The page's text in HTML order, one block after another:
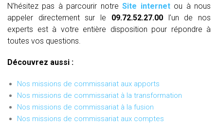
N’hésitez pas à parcourir notreSite internet ou à nous
appeler directement sur le 09.72.52.27.00l’un de nos
experts est à votre entière disposition pour répondre à
toutes vos questions.
Découvrez aussi :
Nos missions de commissariat aux apports
Nos missions de commissariat à la transformation
Nos missions de commissariat à la fusion
Nos missions de commissariat aux comptes